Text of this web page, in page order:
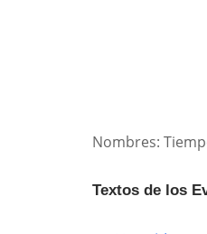
Nombres:
Textos de los